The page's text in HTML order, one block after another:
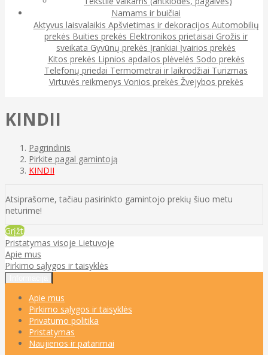
Namams ir buičiai
Aktyvus laisvalaikis Apšvietimas ir dekoracijos Automobilių
prekės Buities prekės Elektronikos prietaisai Grožis ir
sveikata Gyvūnų prekės Įrankiai Įvairios prekės
Kitos prekės Lipnios apdailos plėvelės Sodo prekės
Telefonų priedai Termometrai ir laikrodžiai Turizmas
Virtuvės reikmenys Vonios prekės Žvejybos prekės
KINDII
Pagrindinis
Pirkite pagal gamintoją
KINDII
Atsiprašome, tačiau pasirinkto gamintojo prekių šiuo metu
neturime!
Grįžti
Pristatymas visoje Lietuvoje
Apie mus
Pirkimo sąlygos ir taisyklės
Apie mus
Pirkimo sąlygos ir taisyklės
Privatumo politika
Pristatymas
Naujienos ir patarimai